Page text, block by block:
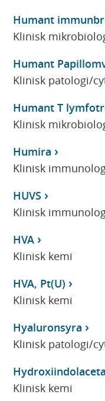
Humant
Klinisk
Humant
Klinisk patologi/
Humant T
Klinisk
Humira
Klinisk
HUVS
Klinisk
HVA
Klinisk kemi
HVA, Pt(U)
Klinisk kemi
Hyaluronsyra
Klinisk patologi/
Klinisk kemi